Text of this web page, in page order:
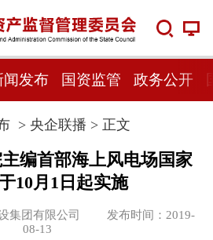
闻发布 国资监管 政务公开
> 央企联播 > 正文
编首部海上风电场国家
10月1日起实施
设集团有限公司 发布时间：2019-
08-13